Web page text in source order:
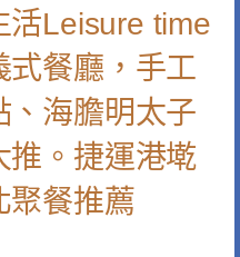
活Leisure time
式餐廳，手工
、海膽明太子
推。捷運港墘
聚餐推薦